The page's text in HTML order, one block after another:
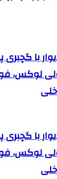
با
لوکس،
با
لوکس،